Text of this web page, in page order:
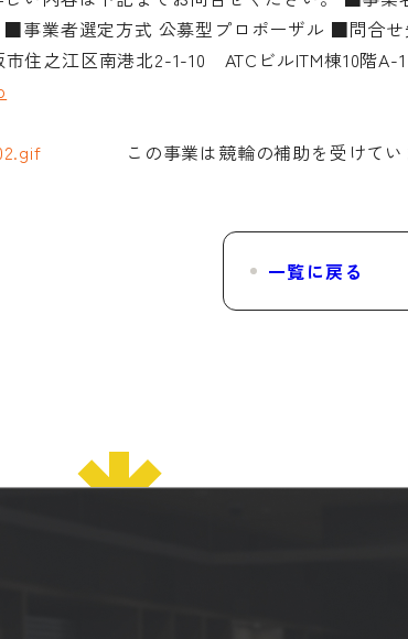
■事業者選定方式 公募型プロポーザル ■問
市住之江区南港北2-1-10 ATCビルITM棟10階
この事業は競輪の補助を受けてい
一覧に戻る